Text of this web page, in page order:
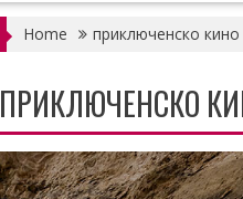
Home приключенско кино
ПРИКЛЮЧЕНСКО